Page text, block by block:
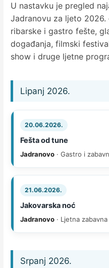
U nastavku je pregled
Jadranovu za ljeto
ribarske i gastro fešte,
događanja, filmski
show i druge ljetne
Lipanj 2026.
20.06.2026.
Fešta od tune
Jadranovo · Gastro i
21.06.2026.
Jakovarska noć
Jadranovo · Ljetna
Srpanj 2026.